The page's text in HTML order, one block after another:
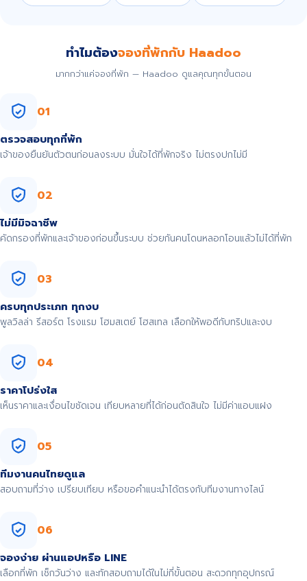
ทำไมต้องจองที่พักกับ Haadoo
มากกว่าแค่จองที่พัก — Haadoo ดูแลคุณทุกขั้นตอน
01
ตรวจสอบทุกที่พัก
เจ้าของยืนยันตัวตนก่อนลงระบบ มั่นใจได้ที่พักจริง ไม่ตรงปกไม่มี
02
ไม่มีมิจฉาชีพ
คัดกรองที่พักและเจ้าของก่อนขึ้นระบบ ช่วยกันคนโดนหลอกโอนแล้วไม่ได้ที่พัก
03
ครบทุกประเภท ทุกงบ
พูลวิลล่า รีสอร์ต โรงแรม โฮมสเตย์ โฮสเทล เลือกให้พอดีกับทริปและงบ
04
ราคาโปร่งใส
เห็นราคาและเงื่อนไขชัดเจน เทียบหลายที่ได้ก่อนตัดสินใจ ไม่มีค่าแอบแฝง
05
ทีมงานคนไทยดูแล
สอบถามที่ว่าง เปรียบเทียบ หรือขอคำแนะนำได้ตรงกับทีมงานทางไลน์
06
จองง่าย ผ่านแอปหรือ LINE
เลือกที่พัก เช็กวันว่าง และทักสอบถามได้ในไม่กี่ขั้นตอน สะดวกทุกอุปกรณ์